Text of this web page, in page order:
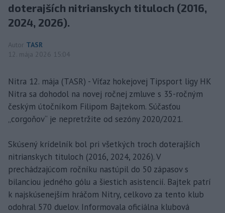
doterajších nitrianskych tituloch (2016,
2024, 2026).
Autor TASR
12. mája 2026 15:04
Nitra 12. mája (TASR) - Víťaz hokejovej Tipsport ligy HK
Nitra sa dohodol na novej ročnej zmluve s 35-ročným
českým útočníkom Filipom Bajtekom. Súčasťou
„corgoňov“ je nepretržite od sezóny 2020/2021.
Skúsený krídelník bol pri všetkých troch doterajších
nitrianskych tituloch (2016, 2024, 2026). V
prechádzajúcom ročníku nastúpil do 50 zápasov s
bilanciou jedného gólu a šiestich asistencií. Bajtek patrí
k najskúsenejším hráčom Nitry, celkovo za tento klub
odohral 570 duelov. Informovala oficiálna klubová